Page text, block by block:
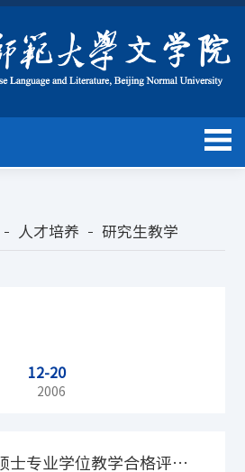
人才培养 研究生教学
12-20
2006
士专业学位教学合格评估